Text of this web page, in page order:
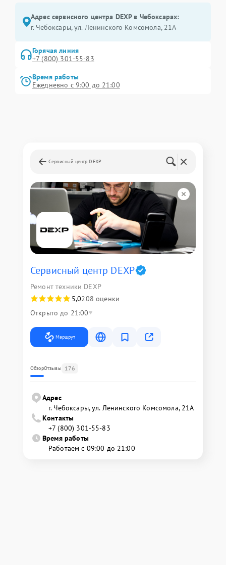
Адрес сервисного центра DEXP в Чебоксарах:
г. Чебоксары, ул. Ленинского Комсомола, 21А
Горячая линия
+7 (800) 301-55-83
Время работы
Ежедневно с 9:00 до 21:00
Сервисный центр DEXP
Сервисный центр DEXP
Ремонт техники DEXP
5,0208 оценки
Открыто до 21:00
Маршрут
ОбзорОтзывы 176
Адрес
г. Чебоксары, ул. Ленинского Комсомола, 21А
Контакты
+7 (800) 301-55-83
Время работы
Работаем с 09:00 до 21:00